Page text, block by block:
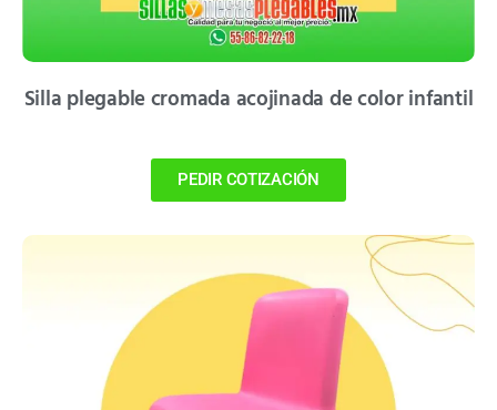
Silla plegable cromada acojinada de color infantil
PEDIR COTIZACIÓN